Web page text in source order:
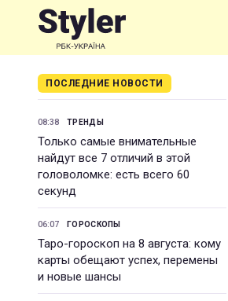
ПОСЛЕДНИЕ НОВОСТИ
08:38 ТРЕНДЫ
Только самые внимательные
найдут все 7 отличий в этой
головоломке: есть всего 60
секунд
06:07 ГОРОСКОПЫ
Таро-гороскоп на 8 августа: кому
карты обещают успех, перемены
и новые шансы